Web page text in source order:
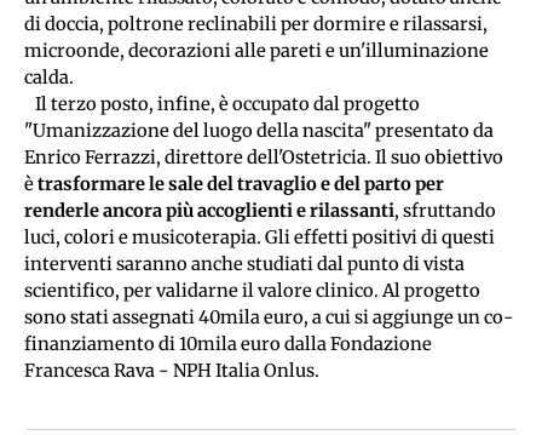
di doccia, poltrone reclinabili per dormire e rilassarsi,
microonde, decorazioni alle pareti e un'illuminazione
calda.
Il terzo posto, infine, è occupato dal progetto
"Umanizzazione del luogo della nascita" presentato da
Enrico Ferrazzi, direttore dell'Ostetricia. Il suo obiettivo
è trasformare le sale del travaglio e del parto per
renderle ancora più accoglienti e rilassanti, sfruttando
luci, colori e musicoterapia. Gli effetti positivi di questi
interventi saranno anche studiati dal punto di vista
scientifico, per validarne il valore clinico. Al progetto
sono stati assegnati 40mila euro, a cui si aggiunge un co-
finanziamento di 10mila euro dalla Fondazione
Francesca Rava - NPH Italia Onlus.